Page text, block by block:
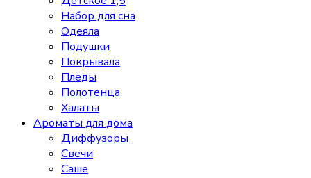
Набор для сна
Одеяла
Подушки
Покрывала
Пледы
Полотенца
Халаты
Ароматы для дома
Диффузоры
Свечи
Cаше